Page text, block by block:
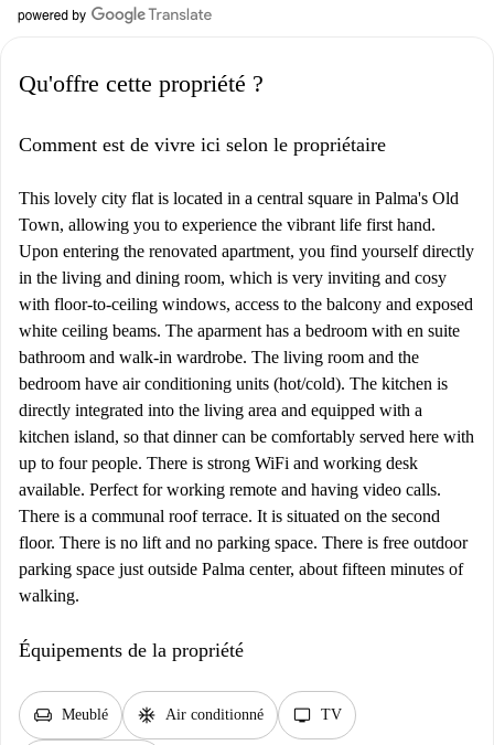
Qu'offre cette propriété ?
Comment est de vivre ici selon le propriétaire
This lovely city flat is located in a central square in Palma's Old
Town, allowing you to experience the vibrant life first hand.
Upon entering the renovated apartment, you find yourself directly
in the living and dining room, which is very inviting and cosy
with floor-to-ceiling windows, access to the balcony and exposed
white ceiling beams. The aparment has a bedroom with en suite
bathroom and walk-in wardrobe. The living room and the
bedroom have air conditioning units (hot/cold). The kitchen is
directly integrated into the living area and equipped with a
kitchen island, so that dinner can be comfortably served here with
up to four people. There is strong WiFi and working desk
available. Perfect for working remote and having video calls.
There is a communal roof terrace. It is situated on the second
floor. There is no lift and no parking space. There is free outdoor
parking space just outside Palma center, about fifteen minutes of
walking.
Équipements de la propriété
chair Meublé ac_unit Air conditionné tv TV